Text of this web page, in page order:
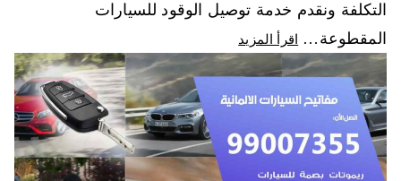
التكلفة ونقدم خدمة توصيل الوقود للسيارات
المقطوعة…
اقرأ المزيد